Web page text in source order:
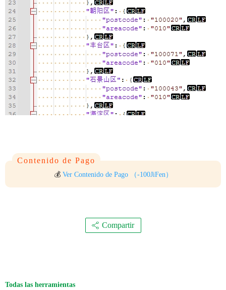
Contenido de Pago
💰 Ver Contenido de Pago （-100JiFen）
Compartir
Todas las herramientas